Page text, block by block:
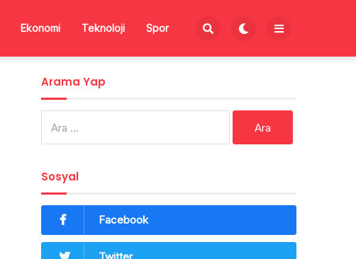
Ekonomi Teknoloji Spor
Arama Yap
Sosyal
Facebook